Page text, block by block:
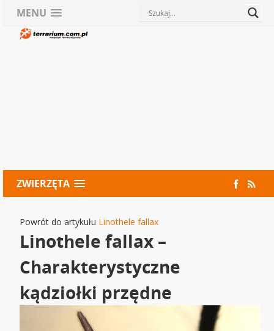
MENU
ZWIERZĘTA
Powrót do artykułu Linothele fallax
Linothele fallax –
Charakterystyczne
kądziołki przędne